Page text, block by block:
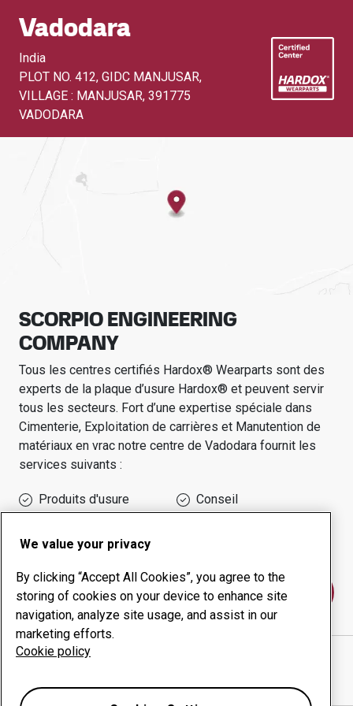
Vadodara
India
PLOT NO. 412, GIDC MANJUSAR,
VILLAGE : MANJUSAR, 391775
VADODARA
SCORPIO ENGINEERING
COMPANY
Tous les centres certifiés Hardox® Wearparts sont des
experts de la plaque d’usure Hardox® et peuvent servir
tous les secteurs. Fort d’une expertise spéciale dans
Cimenterie, Exploitation de carrières et Manutention de
matériaux en vrac notre centre de Vadodara fournit les
services suivants :
Produits d'usure
Conseil
disponibilité
Contactez-nous
SCORPIO ENGINEERING COMPANY
We value your privacy
By clicking “Accept All Cookies”, you agree to the
storing of cookies on your device to enhance site
navigation, analyze site usage, and assist in our
marketing efforts.
Cookie policy